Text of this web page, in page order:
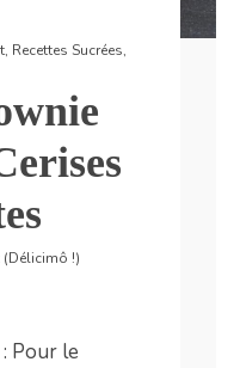
, Recettes Sucrées,
(Délicimô !)
Pour le